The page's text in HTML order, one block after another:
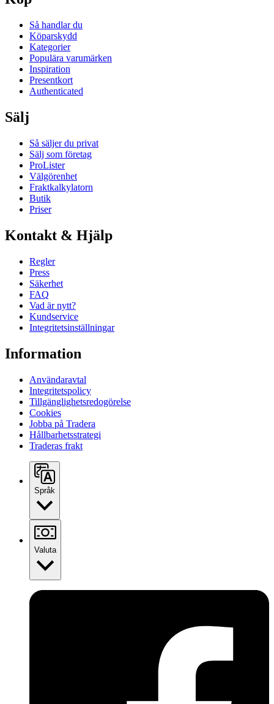
Så handlar du
Köparskydd
Kategorier
Populära varumärken
Inspiration
Presentkort
Authenticated
Sälj
Så säljer du privat
Sälj som företag
ProLister
Välgörenhet
Fraktkalkylatorn
Butik
Priser
Kontakt & Hjälp
Regler
Press
Säkerhet
FAQ
Vad är nytt?
Kundservice
Integritetsinställningar
Information
Användaravtal
Integritetspolicy
Tillgänglighetsredogörelse
Cookies
Jobba på Tradera
Hållbarhetsstrategi
Traderas frakt
Språk
Valuta